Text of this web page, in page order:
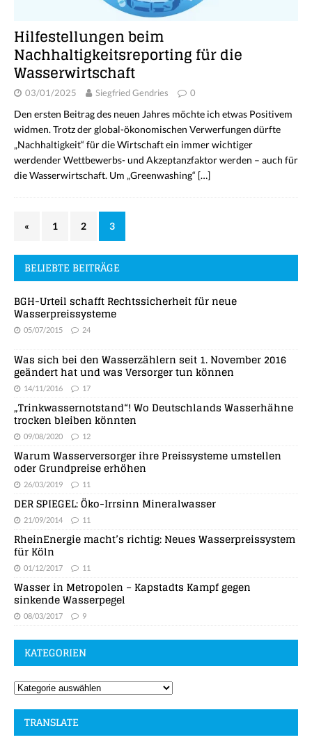
Hilfestellungen beim
Nachhaltigkeitsreporting für die
Wasserwirtschaft
03/01/2025 Siegfried Gendries 0
Den ersten Beitrag des neuen Jahres möchte ich etwas Positivem
widmen. Trotz der global-ökonomischen Verwerfungen dürfte
„Nachhaltigkeit“ für die Wirtschaft ein immer wichtiger
werdender Wettbewerbs- und Akzeptanzfaktor werden – auch für
die Wasserwirtschaft. Um „Greenwashing“ […]
« 1 2 3
BELIEBTE BEITRÄGE
BGH-Urteil schafft Rechtssicherheit für neue
Wasserpreissysteme
05/07/2015 24
Was sich bei den Wasserzählern seit 1. November 2016
geändert hat und was Versorger tun können
14/11/2016 17
„Trinkwassernotstand“! Wo Deutschlands Wasserhähne
trocken bleiben könnten
09/08/2020 12
Warum Wasserversorger ihre Preissysteme umstellen
oder Grundpreise erhöhen
26/03/2019 11
DER SPIEGEL: Öko-Irrsinn Mineralwasser
21/09/2014 11
RheinEnergie macht’s richtig: Neues Wasserpreissystem
für Köln
01/12/2017 11
Wasser in Metropolen – Kapstadts Kampf gegen
sinkende Wasserpegel
08/03/2017 9
KATEGORIEN
TRANSLATE